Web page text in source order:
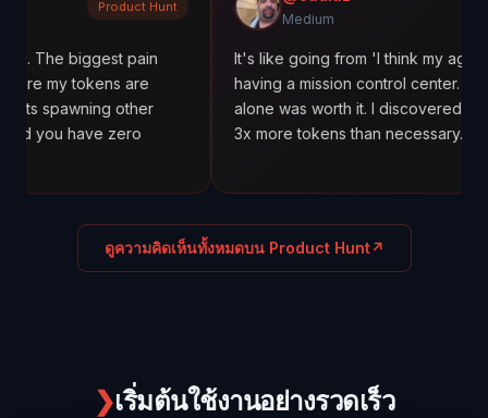
Product Hunt
pain
are
other
zero
Medium
It's like going from 'I think my agents are
having a mission control center. The cost
alone was worth it. I discovered one agent
3x more tokens than necessary.
ดูความคิดเห็นทั้งหมดบน Product Hunt↗
❯เริ่มต้นใช้งานอย่างรวดเร็ว